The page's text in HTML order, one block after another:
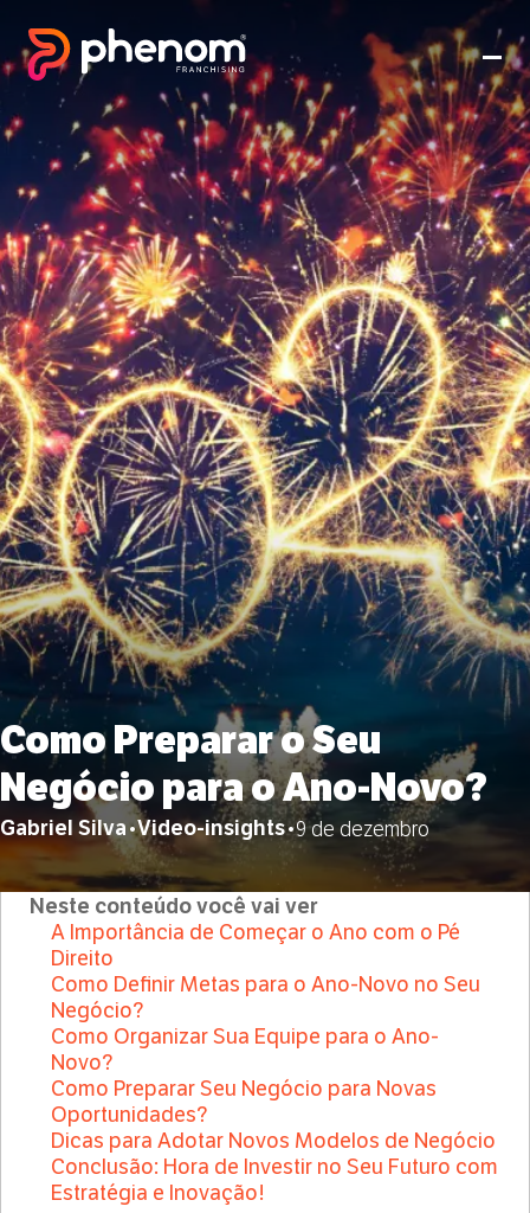
Como Preparar o Seu
Negócio para o Ano-Novo?
Gabriel Silva•Video-insights•9 de dezembro
Neste conteúdo você vai ver
A Importância de Começar o Ano com o Pé
Direito
Como Definir Metas para o Ano-Novo no Seu
Negócio?
Como Organizar Sua Equipe para o Ano-
Novo?
Como Preparar Seu Negócio para Novas
Oportunidades?
Dicas para Adotar Novos Modelos de Negócio
Conclusão: Hora de Investir no Seu Futuro com
Estratégia e Inovação!